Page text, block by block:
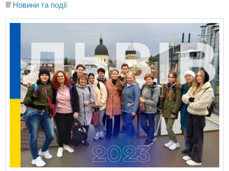
Новини та події